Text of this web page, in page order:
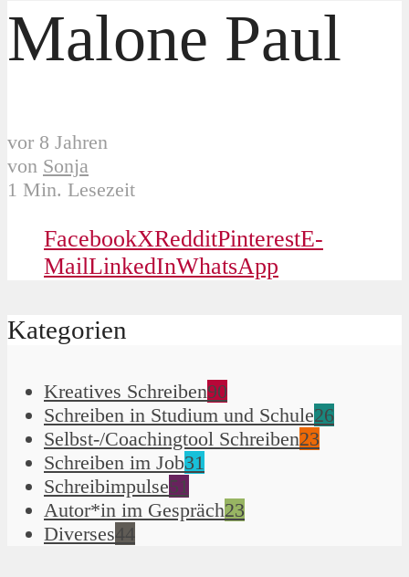
Malone Paul
vor 8 Jahren
von Sonja
1 Min. Lesezeit
FacebookXRedditPinterestE-
MailLinkedInWhatsApp
Kategorien
Kreatives Schreiben90
Schreiben in Studium und Schule26
Selbst-/Coachingtool Schreiben23
Schreiben im Job31
Schreibimpulse51
Autor*in im Gespräch23
Diverses44